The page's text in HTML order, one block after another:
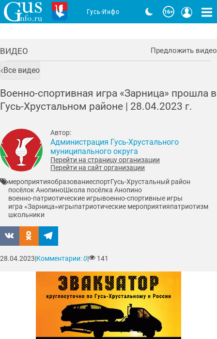
ВИДЕО Предложить видео
Все видео
Военно-спортивная игра «Зарница» прошла в
Гусь-Хрустальном районе | 28.04.2023 г.
Автор:
Администрация Гусь-Хрустального
муниципального округа
Перейти на страницу организации
Перейти на сайт организации
мероприятияобразованиеспортГусь-Хрустальный район
посёлок АнопиноШкола посёлка Анопино
военно-патриотические игрывоенно-спортивные игры
игра «Зарница»игрыпатриотические мероприятияпатриотизм
школьники
28.04.2023|Комментарии:0| 141
Гусь-Инфо